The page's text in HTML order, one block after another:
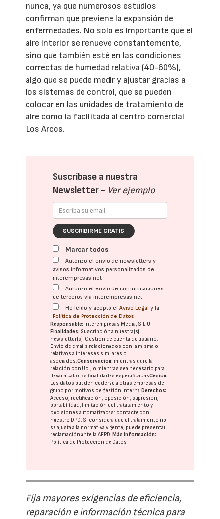
nunca, ya que numerosos estudios
confirman que previene la expansión de
enfermedades. No solo es importante que el
aire interior se renueve constantemente,
sino que también esté en las condiciones
correctas de humedad relativa (40-60%),
algo que se puede medir y ajustar gracias a
los sistemas de control, que se pueden
colocar en las unidades de tratamiento de
aire como la facilitada al centro comercial
Los Arcos.
Suscríbase a nuestra
Newsletter - Ver ejemplo
SUSCRIBIRME GRATIS
Marcar todos
Autorizo el envío de newsletters y
avisos informativos personalizados de
interempresas.net
Autorizo el envío de comunicaciones
de terceros vía interempresas.net
He leído y acepto elAviso Legal y la
Política de Protección de Datos
Responsable: Interempresas Media, S.L.U.
Finalidades: Suscripción a nuestra(s)
newsletter(s). Gestión de cuenta de usuario.
Envío de emails relacionados con la misma o
relativos a intereses similares o
asociados.Conservación: mientras dure la
relación con Ud., o mientras sea necesario para
llevar a cabo las finalidades especificadasCesión:
Los datos pueden cederse a otras empresas del
grupo por motivos de gestión interna. Derechos:
Acceso, rectificación, oposición, supresión,
portabilidad, limitación del tratatamiento y
decisiones automatizadas: contacte con
nuestro DPD. Si considera que el tratamiento no
se ajusta a la normativa vigente, puede presentar
reclamación ante laAEPD. Más información:
Política de Protección de Datos
Fija mayores exigencias de eficiencia,
reparación e información técnica para